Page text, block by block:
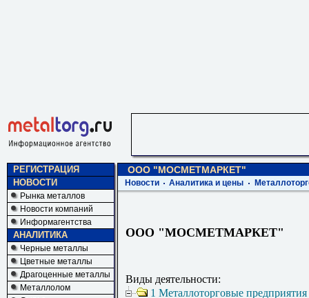
РЕГИСТРАЦИЯ
НОВОСТИ
Рынка металлов
Новости компаний
Информагентства
АНАЛИТИКА
Черные металлы
Цветные металлы
Драгоценные металлы
Металлолом
ООО "МОСМЕТМАРКЕТ"
Новости Аналитика и цены
ООО "МОСМЕТМАРКЕТ"
Виды деятельности:
1 Металлоторговые